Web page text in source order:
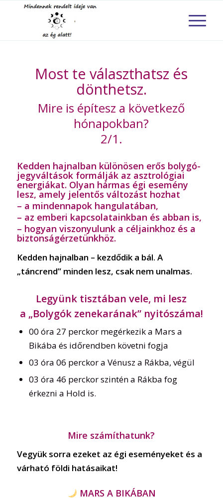
Most te választhatsz és
dönthetsz.
Mire is építesz a következő
hónapokban?
2/1.
Kedden hajnalban különösen erős bolygó-
jegyváltások formálják az asztrológiai
energiákat. Olyan hármas égi esemény
lesz, amely jelentős változást hozhat
– a mindennapok hangulatában,
– az emberi kapcsolatainkban és abban is,
– hogyan viszonyulunk a céljainkhoz és a
biztonságérzetünkhöz.
Kedden hajnalban – kezdődik a bál. A
„táncrend” minden lesz, csak nem unalmas.
Legyünk tisztában vele, mi lesz
a „Bolygók zenekarának” nyitószáma!
00 óra 27 perckor megérkezik a Mars a
Bikába és időrendben követni fogja
03 óra 06 perckor a Vénusz a Rákba, végül
03 óra 46 perckor szintén a Rákba fog
érkezni a Hold is.
Mire számíthatunk?
Vegyük sorra ezeket az égi eseményeket és a
várható földi hatásaikat!
MARS A BIKÁBAN